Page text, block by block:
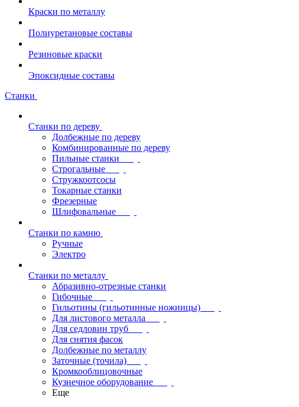
Краски по металлу
Полиуретановые составы
Резиновые краски
Эпоксидные составы
Станки
Станки по дереву
Долбежные по дереву
Комбинированные по дереву
Пильные станки
Строгальные
Стружкоотсосы
Токарные станки
Фрезерные
Шлифовальные
Станки по камню
Ручные
Электро
Станки по металлу
Абразивно-отрезные станки
Гибочные
Гильотины (гильотинные ножницы)
Для листового металла
Для седловин труб
Для снятия фасок
Долбежные по металлу
Заточные (точила)
Кромкооблицовочные
Кузнечное оборудование
Еще